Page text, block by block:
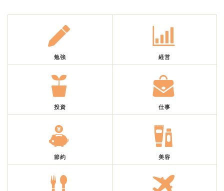
勉強 経営
投資 仕事
節約 美容